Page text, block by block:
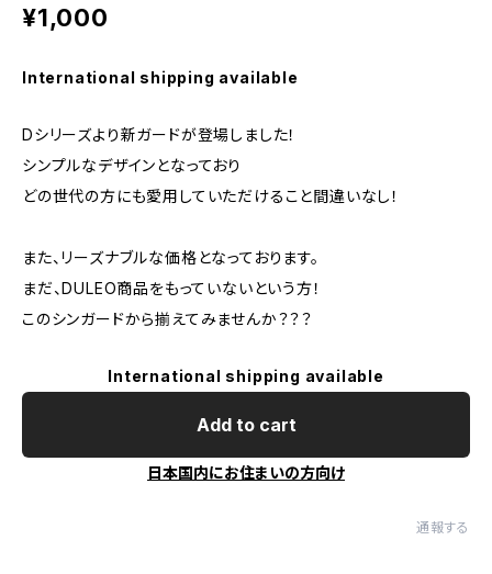
¥1,000
International shipping available
Dシリーズより新ガードが登場しました！
シンプルなデザインとなっており
どの世代の方にも愛用していただけること間違いなし！
また、リーズナブルな価格となっております。
まだ、DULEO商品をもっていないという方！
このシンガードから揃えてみませんか？？？
International shipping available
Add to cart
日本国内にお住まいの方向け
通報する